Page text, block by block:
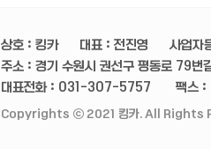
상호 : 킹카 대표 : 전진영
사업자
주소 : 경기 수원시 권선구 평동로 79
대표전화 : 031-307-5757
팩스
Copyrights ⓒ 2021 킹카. All Rights